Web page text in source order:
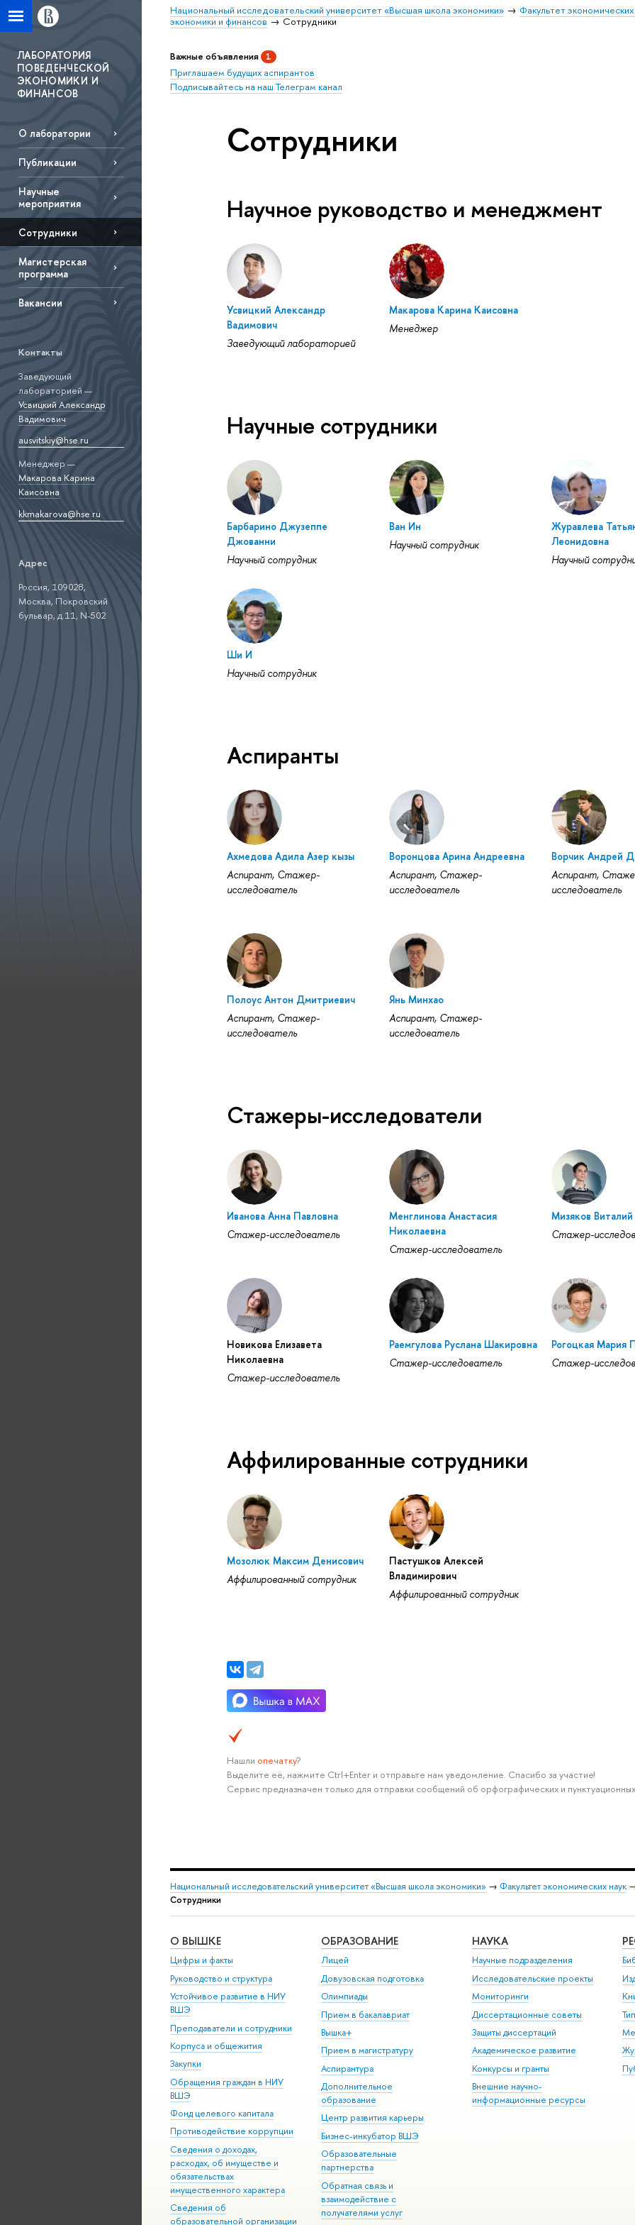
Национальный исследовательский университет «Высшая школа экономики» Факультет экономических
экономики и финансов
Сотрудники
ЛАБОРАТОРИЯ
ПОВЕДЕНЧЕСКОЙ
ЭКОНОМИКИ И
ФИНАНСОВ
О лаборатории
Публикации
Научные
мероприятия
Сотрудники
Магистерская
программа
Вакансии
Контакты
Заведующий
лабораторией —
Усвицкий Александр
Вадимович
ausvitskiy@hse.ru
Менеджер —
Макарова Карина
Каисовна
kkmakarova@hse.ru
Адрес
Россия, 109028,
Москва, Покровский
бульвар, д.11, N-502
Важные объявления 1
Приглашаем будущих аспирантов
Подписывайтесь на наш Телеграм канал
Сотрудники
Научное руководство и менеджмент
Усвицкий Александр
Вадимович
Заведующий лабораторией
Макарова Карина Каисовна
Менеджер
Научные сотрудники
Барбарино Джузеппе
Джованни
Научный сотрудник
Ван Ин
Научный сотрудник
Журавлева
Леонидовна
Научный
Ши И
Научный сотрудник
Аспиранты
Ахмедова Адила Азер кызы
Аспирант, Стажер-
исследователь
Воронцова Арина Андреевна
Аспирант, Стажер-
исследователь
Ворчик Андрей
Аспирант,
исследователь
Полоус Антон Дмитриевич
Аспирант, Стажер-
исследователь
Янь Минхао
Аспирант, Стажер-
исследователь
Стажеры-исследователи
Иванова Анна Павловна
Стажер-исследователь
Менглинова Анастасия
Николаевна
Стажер-исследователь
Мизяков
Стажер-
Новикова Елизавета
Николаевна
Стажер-исследователь
Раемгулова Руслана Шакировна
Стажер-исследователь
Рогоцкая Мария
Стажер-
Аффилированные сотрудники
Мозолюк Максим Денисович
Аффилированный сотрудник
Пастушков Алексей
Владимирович
Аффилированный сотрудник
Нашли опечатку?
Выделите её, нажмите Ctrl+Enter и отправьте нам уведомление. Спасибо за участие!
Сервис предназначен только для отправки сообщений об орфографических и
Национальный исследовательский университет «Высшая школа экономики» → Факультет экономических наук
Сотрудники
О ВЫШКЕ
Цифры и факты
Руководство и структура
Устойчивое развитие в НИУ
ВШЭ
Преподаватели и сотрудники
Корпуса и общежития
Закупки
Обращения граждан в НИУ
ВШЭ
Фонд целевого капитала
Противодействие коррупции
Сведения о доходах,
расходах, об имуществе и
обязательствах
имущественного характера
Сведения об
образовательной организации
ОБРАЗОВАНИЕ
Лицей
Довузовская подготовка
Олимпиады
Прием в бакалавриат
Вышка+
Прием в магистратуру
Аспирантура
Дополнительное
образование
Центр развития карьеры
Бизнес-инкубатор ВШЭ
Образовательные
партнерства
Обратная связь и
взаимодействие с
получателями услуг
НАУКА
Научные подразделения
Исследовательские проекты
Мониторинги
Диссертационные советы
Защиты диссертаций
Академическое развитие
Конкурсы и гранты
Внешние научно-
информационные ресурсы